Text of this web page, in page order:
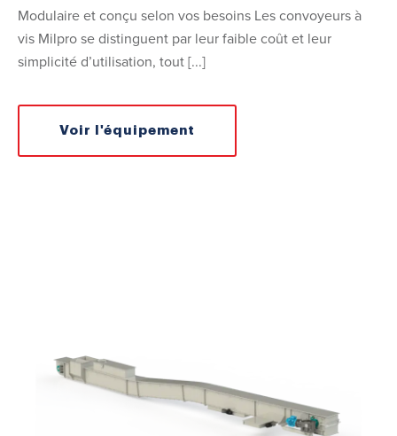
Modulaire et conçu selon vos besoins Les convoyeurs à
vis Milpro se distinguent par leur faible coût et leur
simplicité d’utilisation, tout [...]
Voir l'équipement